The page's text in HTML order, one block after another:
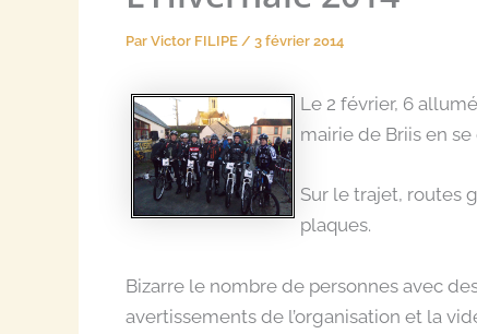
Par Victor FILIPE / 3 février 2014
Le 2 février, 6
mairie de Briis en
Sur le trajet, routes
plaques.
Bizarre le nombre de personnes avec
avertissements de l’organisation et la